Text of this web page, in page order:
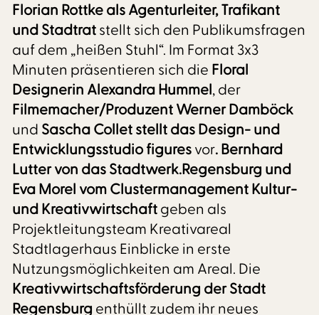
Florian Rottke als Agenturleiter, Trafikant
und Stadtratstellt sich den Publikumsfragen
auf dem „heißen Stuhl“. Im Format 3x3
Minuten präsentieren sich die Floral
Designerin Alexandra Hummel, der
Filmemacher/Produzent Werner Damböck
und Sascha Colletstellt das Design- und
Entwicklungsstudio figuresvor. Bernhard
Lutter von das Stadtwerk.Regensburg und
Eva Morel vom Clustermanagement Kultur-
und Kreativwirtschaftgeben als
Projektleitungsteam Kreativareal
Stadtlagerhaus Einblicke in erste
Nutzungsmöglichkeiten am Areal. Die
Kreativwirtschaftsförderung der Stadt
Regensburg enthüllt zudem ihr neues